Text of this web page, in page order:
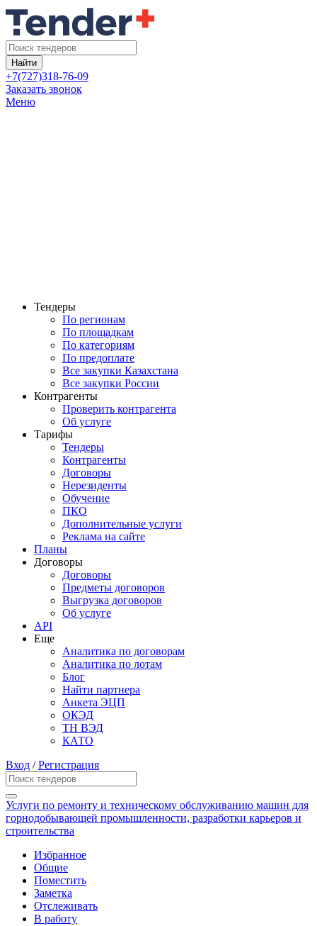
Найти
+7(727)318-76-09
Заказать звонок
Меню
Тендеры
По регионам
По площадкам
По категориям
По предоплате
Все закупки Казахстана
Все закупки России
Контрагенты
Проверить контрагента
Об услуге
Тарифы
Тендеры
Контрагенты
Договоры
Нерезиденты
Обучение
ПКО
Дополнительные услуги
Реклама на сайте
Планы
Договоры
Договоры
Предметы договоров
Выгрузка договоров
Об услуге
API
Еще
Аналитика по договорам
Аналитика по лотам
Блог
Найти партнера
Анкета ЭЦП
ОКЭД
ТН ВЭД
КАТО
Вход /Регистрация
Услуги по ремонту и техническому обслуживанию машин для
горнодобывающей промышленности, разработки карьеров и
строительства
Избранное
Общие
Поместить
Заметка
Отслеживать
В работу